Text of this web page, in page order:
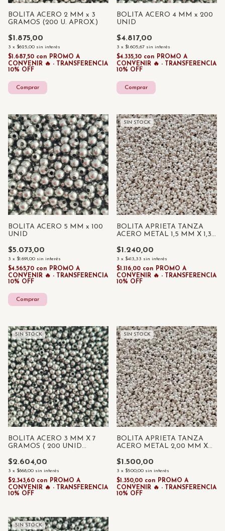
BOLITA ACERO 2 MM x 3
GRAMOS (200 U. APROX.)
$1.875,00
3 x $625,00 sin interés
$1.687,50 con PROMO A
CONVENIR 🔥 - TRANSFERENCIA
10% OFF
BOLITA ACERO 4 MM x 200
UNID
$4.817,00
3 x $1.605,67 sin interés
$4.335,30 con PROMO A
CONVENIR 🔥 - TRANSFERENCIA
10% OFF
BOLITA ACERO 5 MM x 100
UNID
$5.073,00
3 x $1.691,00 sin interés
$4.565,70 con PROMO A
CONVENIR 🔥 - TRANSFERENCIA
10% OFF
SIN STOCK
BOLITA APRIETA TANZA
ACERO METAL 1,5 MM X 1,3
APROX)
$1.240,00
3 x $413,33 sin interés
$1.116,00 con PROMO A
CONVENIR 🔥 - TRANSFERENCIA
10% OFF
SIN STOCK
BOLITA ACERO 3 MM X 7
GRAMOS ( 200 UNID
$2.604,00
3 x $868,00 sin interés
$2.343,60 con PROMO A
CONVENIR 🔥 - TRANSFERENCIA
10% OFF
SIN STOCK
BOLITA APRIETA TANZA
ACERO METAL 2,00 MM X
APROX)
$1.500,00
3 x $500,00 sin interés
$1.350,00 con PROMO A
CONVENIR 🔥 - TRANSFERENCIA
10% OFF
SIN STOCK